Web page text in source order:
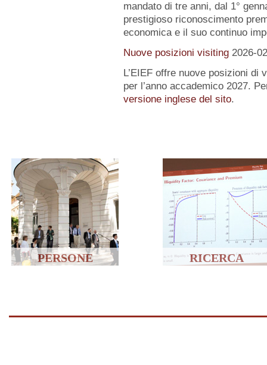
mandato di tre anni, dal 1°
prestigioso riconoscimento
economica e il suo continuo
Nuove posizioni visiting 2026-
L’EIEF offre nuove posizioni
per l’anno accademico 2027.
versione inglese del sito.
PERSONE RICERCA